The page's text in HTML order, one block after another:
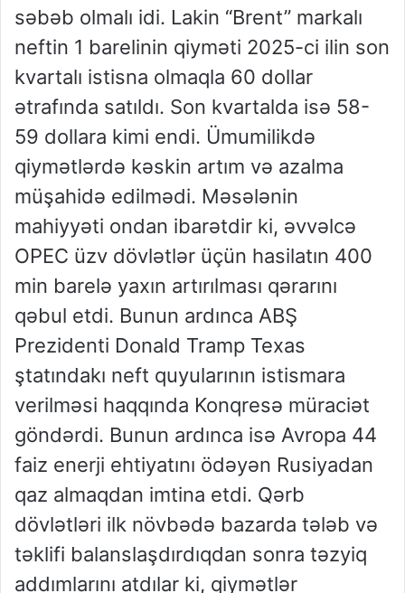
səbəb olmalı idi. Lakin “Brent” markalı
neftin 1 barelinin qiyməti 2025-ci ilin son
kvartalı istisna olmaqla 60 dollar
ətrafında satıldı. Son kvartalda isə 58-
59 dollara kimi endi. Ümumilikdə
qiymətlərdə kəskin artım və azalma
müşahidə edilmədi. Məsələnin
mahiyyəti ondan ibarətdir ki, əvvəlcə
OPEC üzv dövlətlər üçün hasilatın 400
min barelə yaxın artırılması qərarını
qəbul etdi. Bunun ardınca ABŞ
Prezidenti Donald Tramp Texas
ştatındakı neft quyularının istismara
verilməsi haqqında Konqresə müraciət
göndərdi. Bunun ardınca isə Avropa 44
faiz enerji ehtiyatını ödəyən Rusiyadan
qaz almaqdan imtina etdi. Qərb
dövlətləri ilk növbədə bazarda tələb və
təklifi balanslaşdırdıqdan sonra təzyiq
addımlarını atdılar ki, qiymətlər